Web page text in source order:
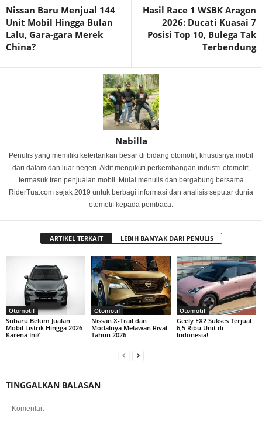
Nissan Baru Menjual 144
Unit Mobil Hingga Bulan
Lalu, Gara-gara Merek
China?
Hasil Race 1 WSBK Aragon
2026: Ducati Kuasai 7
Posisi Top 10, Bulega Tak
Terbendung
Nabilla
Penulis yang memiliki ketertarikan besar di bidang otomotif, khususnya mobil
dari dalam dan luar negeri. Aktif mengikuti perkembangan industri otomotif,
termasuk tren penjualan mobil. Mulai menulis dan bergabung bersama
RiderTua.com sejak 2019 untuk berbagi informasi dan analisis seputar dunia
otomotif kepada pembaca.
ARTIKEL TERKAIT LEBIH BANYAK DARI PENULIS
Otomotif
Subaru Belum Jualan
Mobil Listrik Hingga 2026
Karena Ini?
Otomotif
Nissan X-Trail dan
Modalnya Melawan Rival
Tahun 2026
Otomotif
Geely EX2 Sukses Terjual
6,5 Ribu Unit di
Indonesia!
TINGGALKAN BALASAN